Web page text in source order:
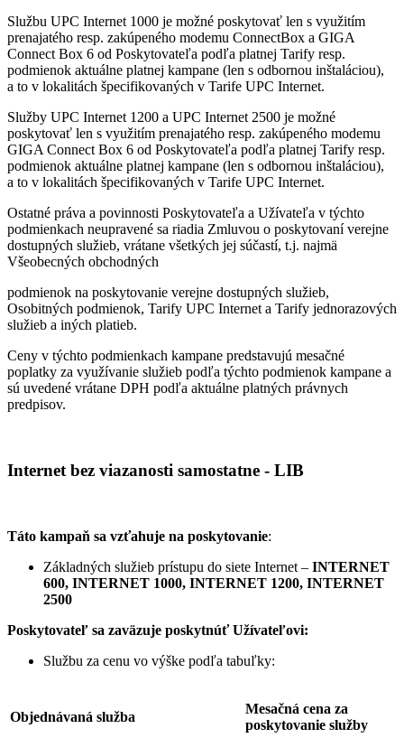
Službu UPC Internet 1000 je možné poskytovať len s využitím
prenajatého resp. zakúpeného modemu ConnectBox a GIGA
Connect Box 6 od Poskytovateľa podľa platnej Tarify resp.
podmienok aktuálne platnej kampane (len s odbornou inštaláciou),
a to v lokalitách špecifikovaných v Tarife UPC Internet.
Služby UPC Internet 1200 a UPC Internet 2500 je možné
poskytovať len s využitím prenajatého resp. zakúpeného modemu
GIGA Connect Box 6 od Poskytovateľa podľa platnej Tarify resp.
podmienok aktuálne platnej kampane (len s odbornou inštaláciou),
a to v lokalitách špecifikovaných v Tarife UPC Internet.
Ostatné práva a povinnosti Poskytovateľa a Užívateľa v týchto
podmienkach neupravené sa riadia Zmluvou o poskytovaní verejne
dostupných služieb, vrátane všetkých jej súčastí, t.j. najmä
Všeobecných obchodných
podmienok na poskytovanie verejne dostupných služieb,
Osobitných podmienok, Tarify UPC Internet a Tarify jednorazových
služieb a iných platieb.
Ceny v týchto podmienkach kampane predstavujú mesačné
poplatky za využívanie služieb podľa týchto podmienok kampane a
sú uvedené vrátane DPH podľa aktuálne platných právnych
predpisov.
Internet bez viazanosti samostatne - LIB
Táto kampaň sa vzťahuje na poskytovanie:
Základných služieb prístupu do siete Internet – INTERNET
600, INTERNET 1000, INTERNET 1200, INTERNET
2500
Poskytovateľ sa zaväzuje poskytnúť Užívateľovi:
Službu za cenu vo výške podľa tabuľky:
Objednávaná služba
Mesačná cena za
poskytovanie služby